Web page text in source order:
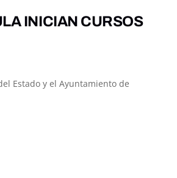
INICIAN CURSOS
Estado y el Ayuntamiento de